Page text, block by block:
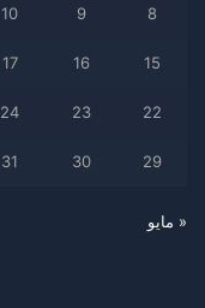
8
9
10
15
16
17
22
23
24
29
30
31
« مايو